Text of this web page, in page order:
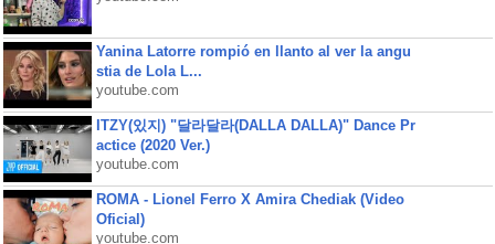
Yanina Latorre rompió en llanto al ver la angu
stia de Lola L...
youtube.com
ITZY(있지) "달라달라(DALLA DALLA)" Dance Pr
actice (2020 Ver.)
youtube.com
ROMA - Lionel Ferro X Amira Chediak (Video
Oficial)
youtube.com